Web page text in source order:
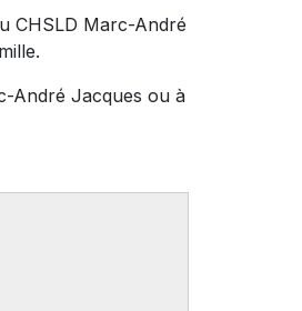
CHSLD Marc-André
André Jacques ou à